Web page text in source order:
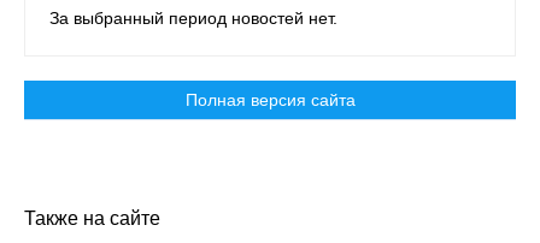
За выбранный период новостей нет.
Полная версия сайта
Также на сайте